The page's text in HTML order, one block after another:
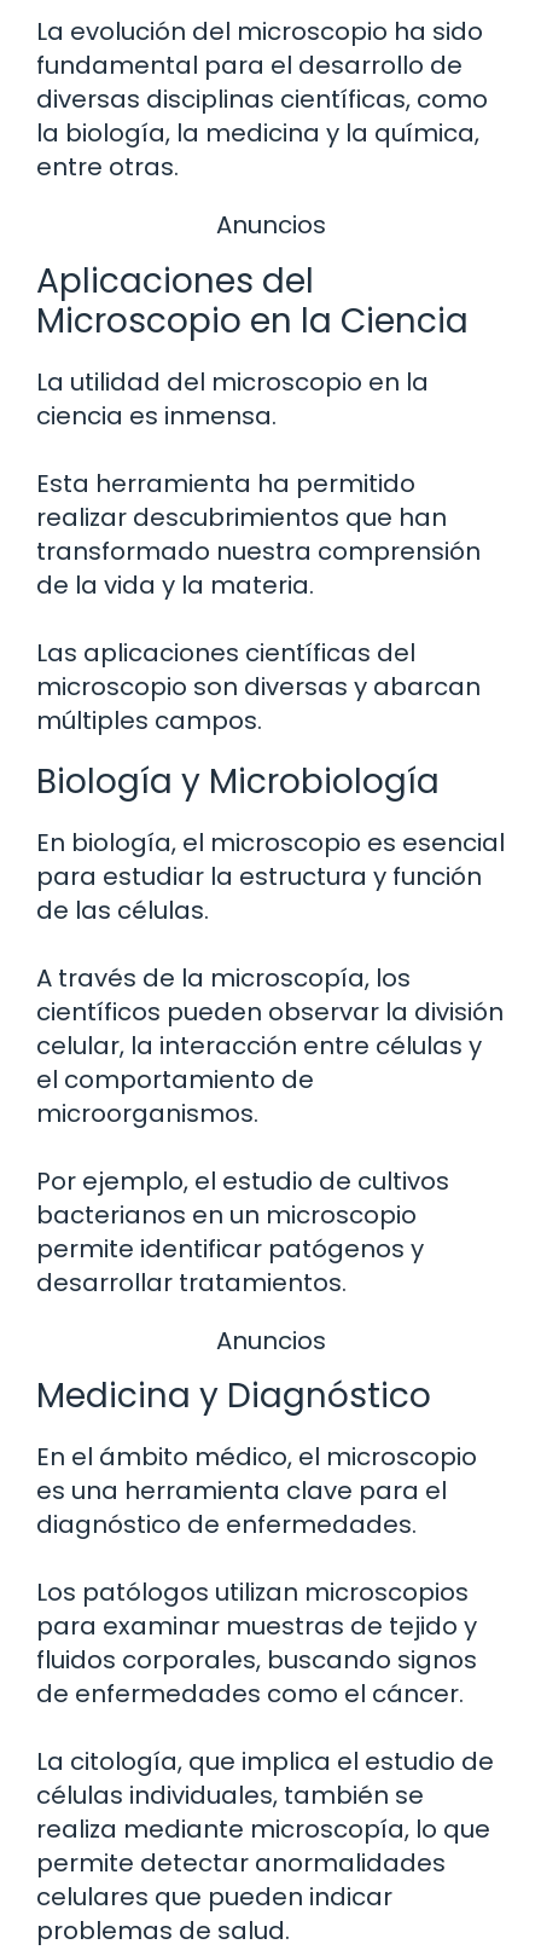
La evolución del microscopio ha sido
fundamental para el desarrollo de
diversas disciplinas científicas, como
la biología, la medicina y la química,
entre otras.
Anuncios
Aplicaciones del
Microscopio en la Ciencia
La utilidad del microscopio en la
ciencia es inmensa.
Esta herramienta ha permitido
realizar descubrimientos que han
transformado nuestra comprensión
de la vida y la materia.
Las aplicaciones científicas del
microscopio son diversas y abarcan
múltiples campos.
Biología y Microbiología
En biología, el microscopio es esencial
para estudiar la estructura y función
de las células.
A través de la microscopía, los
científicos pueden observar la división
celular, la interacción entre células y
el comportamiento de
microorganismos.
Por ejemplo, el estudio de cultivos
bacterianos en un microscopio
permite identificar patógenos y
desarrollar tratamientos.
Anuncios
Medicina y Diagnóstico
En el ámbito médico, el microscopio
es una herramienta clave para el
diagnóstico de enfermedades.
Los patólogos utilizan microscopios
para examinar muestras de tejido y
fluidos corporales, buscando signos
de enfermedades como el cáncer.
La citología, que implica el estudio de
células individuales, también se
realiza mediante microscopía, lo que
permite detectar anormalidades
celulares que pueden indicar
problemas de salud.